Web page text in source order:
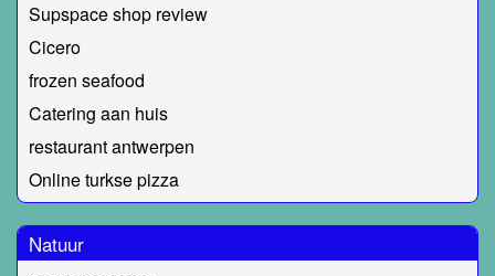
Supspace shop review
Cicero
frozen seafood
Catering aan huis
restaurant antwerpen
Online turkse pizza
Natuur